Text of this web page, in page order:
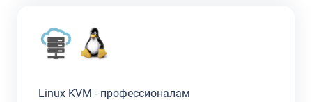
Linux KVM - профессионалам